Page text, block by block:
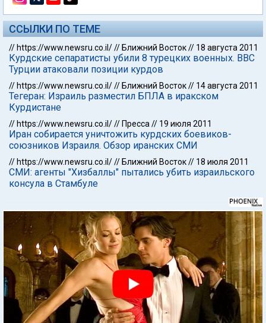
ССЫЛКИ ПО ТЕМЕ
// https://www.newsru.co.il/// Ближний Восток// 18 августа 2011
Курдские сепаратисты убили 8 турецких военных. ВВС
Турции атаковали позиции курдов
// https://www.newsru.co.il/// Ближний Восток// 14 августа 2011
Тегеран: Израиль разместил БПЛА в иракском
Курдистане
// https://www.newsru.co.il/// Пресса // 19 июля 2011
Иран собирается уничтожить курдских боевиков-
союзников Израиля. Обзор иранских СМИ
// https://www.newsru.co.il/// Ближний Восток// 18 июля 2011
СМИ: агенты "Хизбаллы" пытались убить израильского
консула в Стамбуле